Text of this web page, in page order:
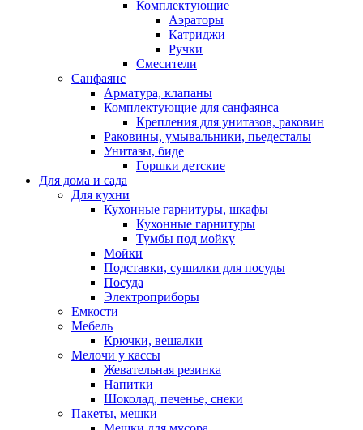
Комплектующие
Аэраторы
Катриджи
Ручки
Смесители
Санфаянс
Арматура, клапаны
Комплектующие для санфаянса
Крепления для унитазов, раковин
Раковины, умывальники, пьедесталы
Унитазы, биде
Горшки детские
Для дома и сада
Для кухни
Кухонные гарнитуры, шкафы
Кухонные гарнитуры
Тумбы под мойку
Мойки
Подставки, сушилки для посуды
Посуда
Электроприборы
Емкости
Мебель
Крючки, вешалки
Мелочи у кассы
Жевательная резинка
Напитки
Шоколад, печенье, снеки
Пакеты, мешки